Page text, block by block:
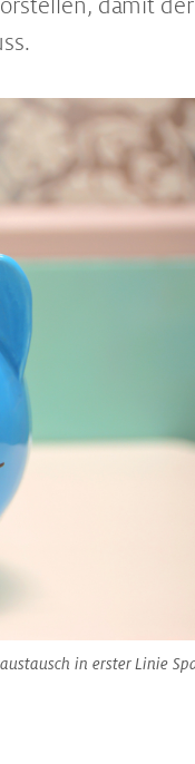
damit der
in erster Linie